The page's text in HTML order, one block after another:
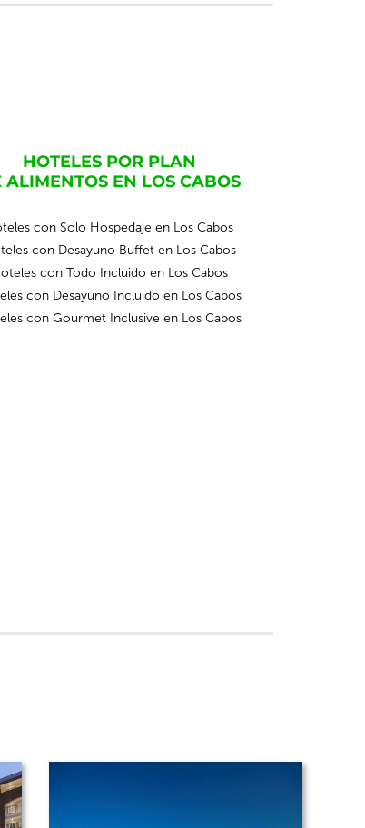
HOTELES POR PLAN
ALIMENTOS EN LOS CABOS
con Solo Hospedaje en Los Cabos
con Desayuno Buffet en Los Cabos
con Todo Incluido en Los Cabos
con Desayuno Incluido en Los Cabos
con Gourmet Inclusive en Los Cabos